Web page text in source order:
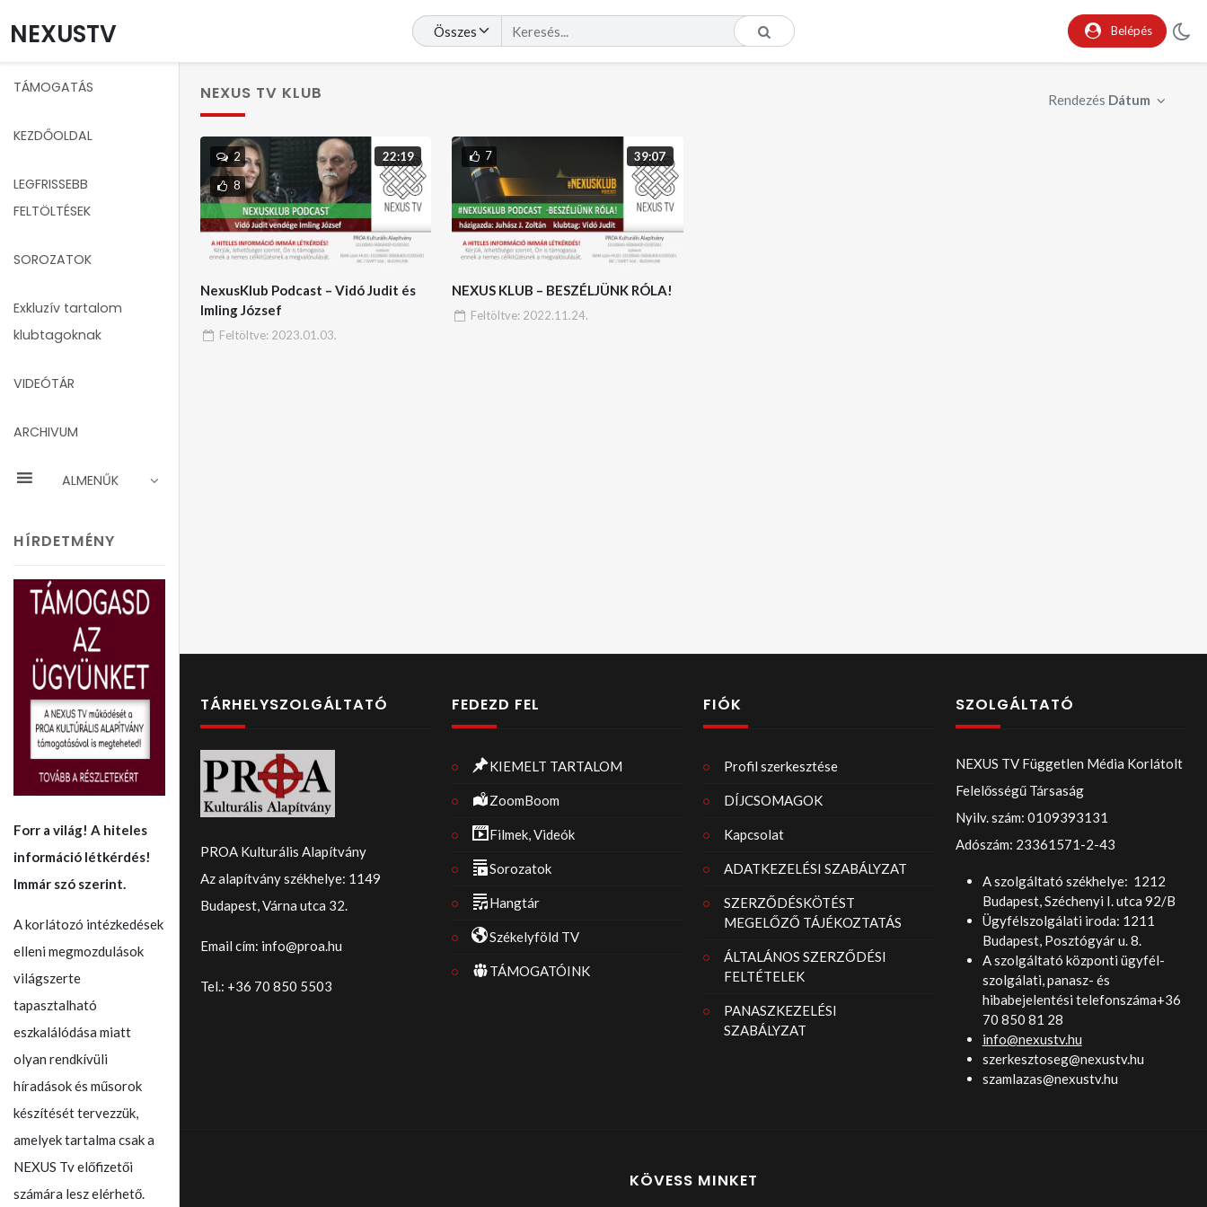
NEXUSTV Belépés
TÁMOGATÁS
KEZDŐOLDAL
LEGFRISSEBB
FELTÖLTÉSEK
SOROZATOK
Exkluzív tartalom
klubtagoknak
VIDEÓTÁR
ARCHIVUM
ALMENŰK
HÍRDETMÉNY
Forr a világ! A hiteles
információ létkérdés!
Immár szó szerint.
A korlátozó intézkedések
elleni megmozdulások
világszerte
tapasztalható
eszkalálódása miatt
olyan rendkívüli
híradások és műsorok
készítését tervezzük,
amelyek tartalma csak a
NEXUS Tv előfizetői
számára lesz elérhető.
NEXUS TV KLUB Rendezés Dátum
22:19
2
8
NexusKlub Podcast – Vidó Judit és
Imling József
Feltöltve: 2023.01.03.
39:07
7
NEXUS KLUB – BESZÉLJÜNK RÓLA!
Feltöltve: 2022.11.24.
TÁRHELYSZOLGÁLTATÓ
PROA Kulturális Alapítvány
Az alapítvány székhelye: 1149
Budapest, Várna utca 32.
Email cím: info@proa.hu
Tel.: +36 70 850 5503
FEDEZD FEL
KIEMELT TARTALOM
ZoomBoom
Filmek, Videók
Sorozatok
Hangtár
Székelyföld TV
TÁMOGATÓINK
FIÓK
Profil szerkesztése
DÍJCSOMAGOK
Kapcsolat
ADATKEZELÉSI SZABÁLYZAT
SZERZŐDÉSKÖTÉST
MEGELŐZŐ TÁJÉKOZTATÁS
ÁLTALÁNOS SZERZŐDÉSI
FELTÉTELEK
PANASZKEZELÉSI
SZABÁLYZAT
SZOLGÁLTATÓ
NEXUS TV Független Média Korlátolt
Felelősségű Társaság
Nyilv. szám: 0109393131
Adószám: 23361571-2-43
A szolgáltató székhelye: 1212
Budapest, Széchenyi I. utca 92/B
Ügyfélszolgálati iroda: 1211
Budapest, Posztógyár u. 8.
A szolgáltató központi ügyfél-
szolgálati, panasz- és
hibabejelentési telefonszáma+36
70 850 81 28
info@nexustv.hu
szerkesztoseg@nexustv.hu
szamlazas@nexustv.hu
KÖVESS MINKET